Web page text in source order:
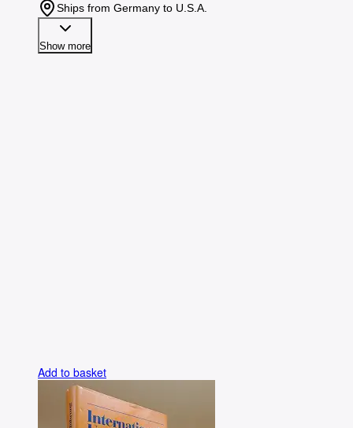
Ships from Germany to U.S.A.
Show more
Add to basket